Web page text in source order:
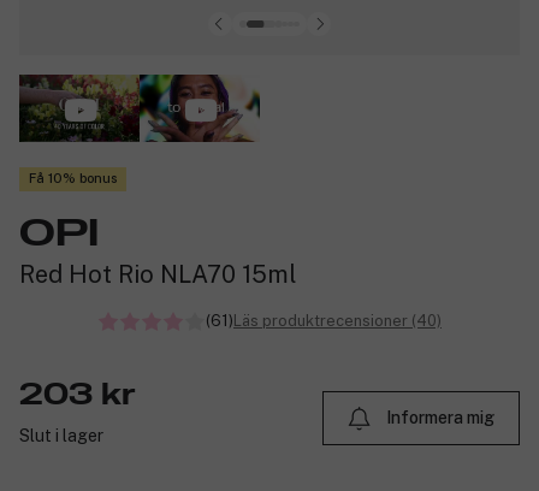
Få 10% bonus
OPI
Red Hot Rio NLA70 15ml
(61)Läs produktrecensioner (40)
203 kr
Slut i lager
Informera mig